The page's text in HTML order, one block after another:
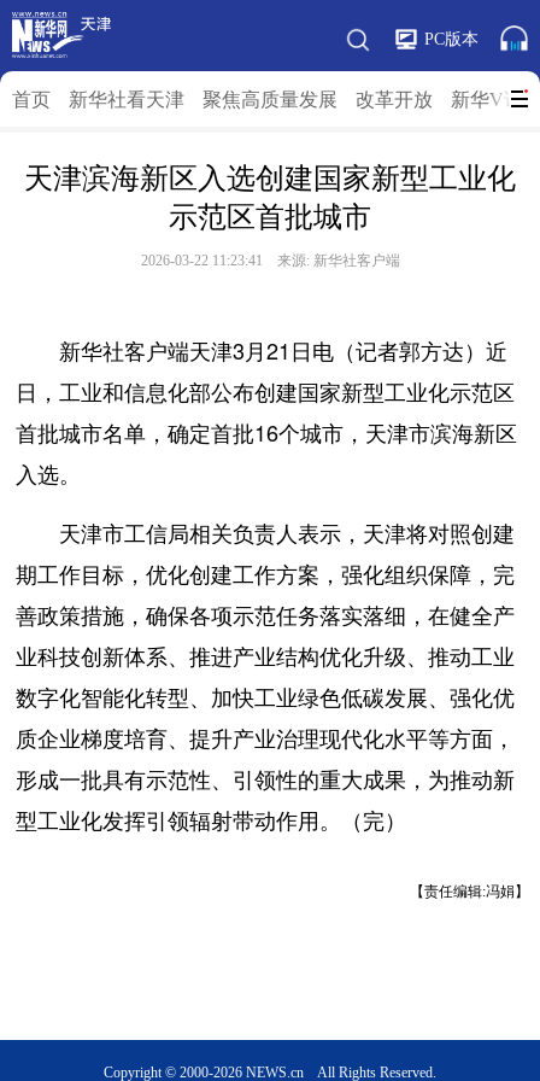
PC版本
首页 新华社看天津 聚焦高质量发展 改革开放 新华V访
天津滨海新区入选创建国家新型工业化
示范区首批城市
2026-03-22 11:23:41 来源: 新华社客户端
新华社客户端天津3月21日电（记者郭方达）近
日，工业和信息化部公布创建国家新型工业化示范区
首批城市名单，确定首批16个城市，天津市滨海新区
入选。
天津市工信局相关负责人表示，天津将对照创建
期工作目标，优化创建工作方案，强化组织保障，完
善政策措施，确保各项示范任务落实落细，在健全产
业科技创新体系、推进产业结构优化升级、推动工业
数字化智能化转型、加快工业绿色低碳发展、强化优
质企业梯度培育、提升产业治理现代化水平等方面，
形成一批具有示范性、引领性的重大成果，为推动新
型工业化发挥引领辐射带动作用。（完）
【责任编辑:冯娟】
Copyright © 2000-2026 NEWS.cn All Rights Reserved.